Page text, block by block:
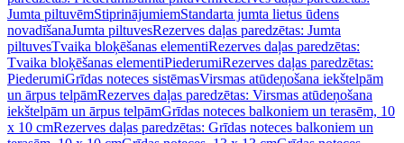
Jumta piltuvēmStiprinājumiemStandarta jumta lietus ūdens
novadīšanaJumta piltuvesRezerves daļas paredzētas: Jumta
piltuvesTvaika bloķēšanas elementiRezerves daļas paredzētas:
Tvaika bloķēšanas elementiPiederumiRezerves daļas paredzētas:
PiederumiGrīdas noteces sistēmasVirsmas atūdeņošana iekštelpām
un ārpus telpāmRezerves daļas paredzētas: Virsmas atūdeņošana
iekštelpām un ārpus telpāmGrīdas noteces balkoniem un terasēm, 10
x 10 cmRezerves daļas paredzētas: Grīdas noteces balkoniem un